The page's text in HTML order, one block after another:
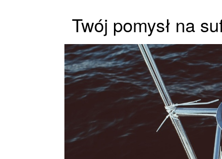
Twój pomysł na